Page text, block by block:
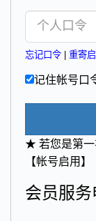
忘记口令 重寄
记住帐号口
★ 若您是第一
【帐号启用】
会员服务